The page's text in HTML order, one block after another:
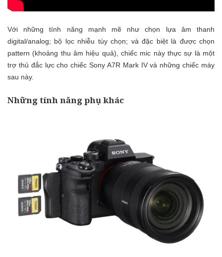
Với những tính năng mạnh mẽ như chọn lựa âm thanh
digital/analog; bộ lọc nhiễu tùy chọn; và đặc biệt là được chọn
pattern (khoảng thu âm hiệu quả), chiếc mic này thực sự là một
trợ thủ đắc lực cho chiếc Sony A7R Mark IV và những chiếc máy
sau này.
Những tính năng phụ khác